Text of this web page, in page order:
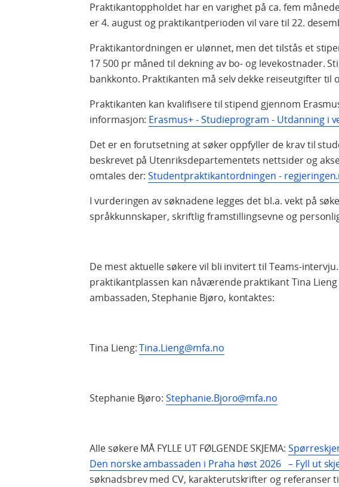
Praktikantoppholdet har en varighet på ca. fem
er 4. august og praktikantperioden vil vare til 22.
Praktikantordningen er ulønnet, men det tilstås et
17 500 pr måned til dekning av bo- og levekostnader.
bankkonto. Praktikanten må selv dekke reiseutgifter til
Praktikanten kan kvalifisere til stipend gjennom
informasjon: Erasmus+ - Studieprogram - Utdanning i
Det er en forutsetning at søker oppfyller de krav til
beskrevet på Utenriksdepartementets nettsider og
omtales der:Studentpraktikantordningen -
I vurderingen av søknadene legges det bl.a. vekt på
språkkunnskaper, skriftlig framstillingsevne og
De mest aktuelle søkere vil bli invitert til Teams-
praktikantplassen kan nåværende praktikant Tina
ambassaden, Stephanie Bjøro, kontaktes:
Tina Lieng:Tina.Lieng@mfa.no
Stephanie Bjøro:Stephanie.Bjoro@mfa.no
Alle søkere MÅ FYLLE UT FØLGENDE SKJEMA:
Den norske ambassaden i Praha høst 2026 – Fyll ut
søknadsbrevmed CV, karakterutskrifter og referanser